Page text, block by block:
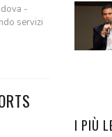
-
servizi
I PIÙ